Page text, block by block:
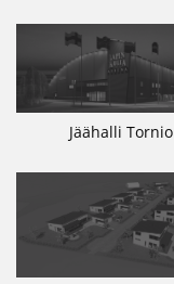
Jäähalli Tornio